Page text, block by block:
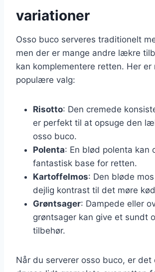
variationer
Osso buco serveres traditionelt
men der er mange andre lækre
kan komplementere retten. Her er
populære valg:
Risotto: Den cremede
er perfekt til at opsuge den
osso buco.
Polenta: En blød polenta kan
fantastisk base for retten.
Kartoffelmos: Den bløde
dejlig kontrast til det møre
Grøntsager: Dampede eller
grøntsager kan give et sundt
tilbehør.
Når du serverer osso buco, er